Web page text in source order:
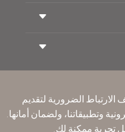
الارتباط الضرورية لتقديم
وتطبيقاتنا، ولضمان أمانها.
تجربة ممكنة لك.